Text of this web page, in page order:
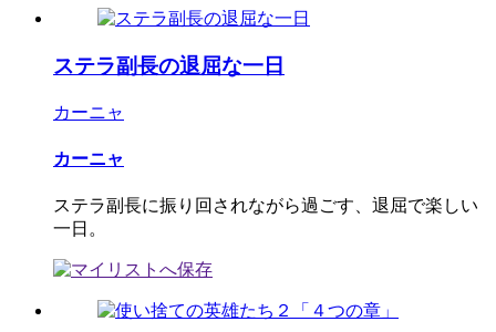
ステラ副長の退屈な一日
カーニャ
カーニャ
ステラ副長に振り回されながら過ごす、退屈で楽しい
一日。